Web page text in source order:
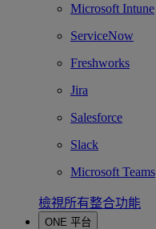
Microsoft Intune
ServiceNow
Freshworks
Jira
Salesforce
Slack
Microsoft Teams
檢視所有整合功能
ONE 平台